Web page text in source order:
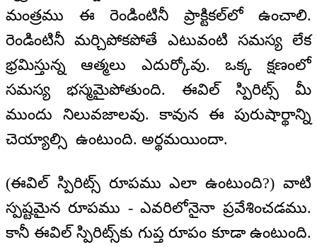
మంత్రము ఈ రెండింటినీ ప్రాక్టికల్‌లో ఉంచాలి.
రెండింటినీ మర్చిపోకపోతే ఎటువంటి సమస్య లేక
భ్రమిస్తున్న ఆత్మలు ఎదుర్కోవు. ఒక్క క్షణంలో
సమస్య భస్మమైపోతుంది. ఈవిల్ స్పిరిట్స్ మీ
ముందు నిలువజాలవు. కావున ఈ పురుషార్థాన్ని
చెయ్యాల్సి ఉంటుంది. అర్థమయిందా.
(ఈవిల్ స్పిరిట్స్ రూపము ఎలా ఉంటుంది?) వాటి
స్పష్టమైన రూపము - ఎవరిలోనైనా ప్రవేశించడము.
కానీ ఈవిల్ స్పిరిట్స్‌కు గుప్త రూపం కూడా ఉంటుంది.